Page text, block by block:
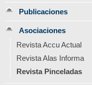
Publicaciones
Asociaciones
Revista Accu Actual
Revista Alas Informa
Revista Pinceladas